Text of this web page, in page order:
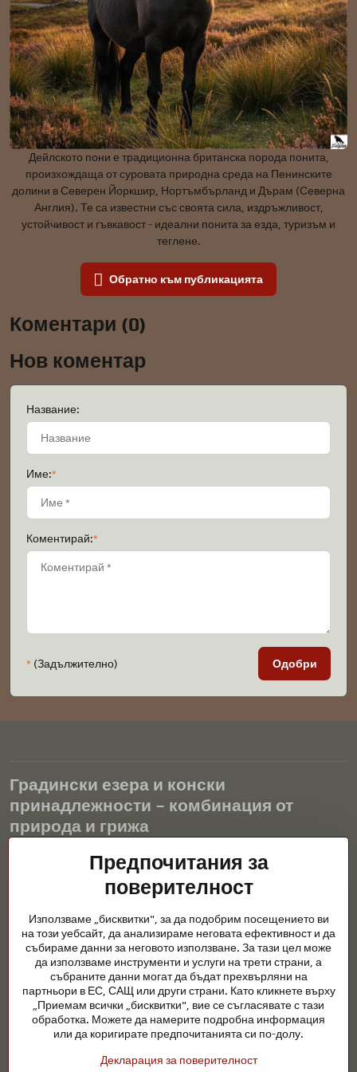
Дейлското пони е традиционна британска порода понита,
произхождаща от суровата природна среда на Пенинските
долини в Северен Йоркшир, Нортъмбърланд и Дърам (Северна
Англия). Те са известни със своята сила, издръжливост,
устойчивост и гъвкавост - идеални понита за езда, туризъм и
теглене.
Обратно към публикацията
Коментари (0)
Нов коментар
Название:
Име:*
Коментирай:*
* (Задължително) Одобри
Градински езера и конски
принадлежности – комбинация от
природа и грижа
Градинските езера са красиво допълнение към всеки екстериор
и създават хармонична среда за релаксация и живот на водните
животни. Правилната технология, филтрацията и редовната
през цялата година. Също толкова важна е грижата за
животните, които са част от нашия живот.
Конете се нуждаят от висококачествени конски принадлежности,
правилно хранене и отговорни грижи, за да бъдат здрави, силни
и доволни. Независимо дали става въпрос за екипировка за
ездачи, развъдчици или любители на природата, целта е да се
създаде среда, която подкрепя естествения баланс,
Предпочитания за
поверителност
Използваме „бисквитки", за да подобрим посещението ви
на този уебсайт, да анализираме неговата ефективност и да
събираме данни за неговото използване. За тази цел може
да използваме инструменти и услуги на трети страни, а
събраните данни могат да бъдат прехвърляни на
партньори в ЕС, САЩ или други страни. Като кликнете върху
„Приемам всички „бисквитки", вие се съгласявате с тази
обработка. Можете да намерите подробна информация
или да коригирате предпочитанията си по-долу.
Декларация за поверителност